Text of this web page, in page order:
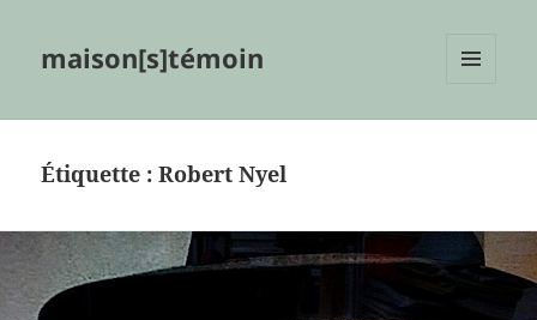
maison[s]témoin
Étiquette :Robert Nyel